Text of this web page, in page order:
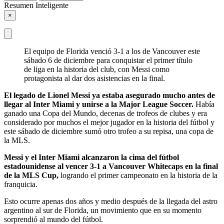
Resumen Inteligente
×
El equipo de Florida venció 3-1 a los de Vancouver este
sábado 6 de diciembre para conquistar el primer título
de liga en la historia del club, con Messi como
protagonista al dar dos asistencias en la final.
El legado de Lionel Messi ya estaba asegurado mucho antes de
llegar al Inter Miami y unirse a la Major League Soccer. Había
ganado una Copa del Mundo, decenas de trofeos de clubes y era
considerado por muchos el mejor jugador en la historia del fútbol y
este sábado de diciembre sumó otro trofeo a su repisa, una copa de
la MLS.
Messi y el Inter Miami alcanzaron la cima del fútbol
estadounidense al vencer 3-1 a Vancouver Whitecaps en la final
de la MLS Cup, logrando el primer campeonato en la historia de la
franquicia.
Esto ocurre apenas dos años y medio después de la llegada del astro
argentino al sur de Florida, un movimiento que en su momento
sorprendió al mundo del fútbol.